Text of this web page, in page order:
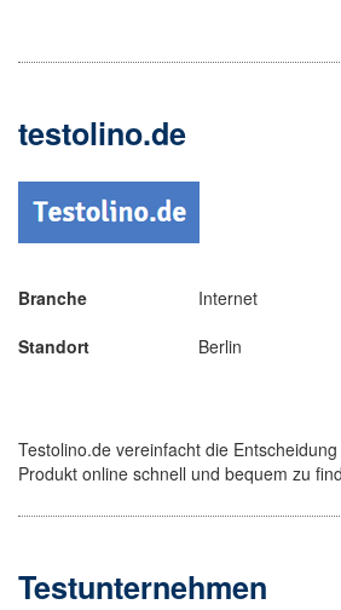
testolino.de
Branche
Internet
Standort
Berlin
Testolino.de vereinfacht die
Produkt online schnell und bequem zu
Testunternehmen